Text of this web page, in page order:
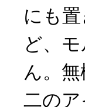
にも
ど、
ん。
二の